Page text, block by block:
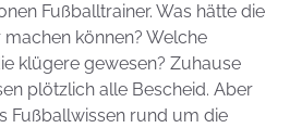
Fußballtrainer. Was hätte die
können? Welche
klügere gewesen? Zuhause
plötzlich alle Bescheid. Aber
Fußballwissen rund um die